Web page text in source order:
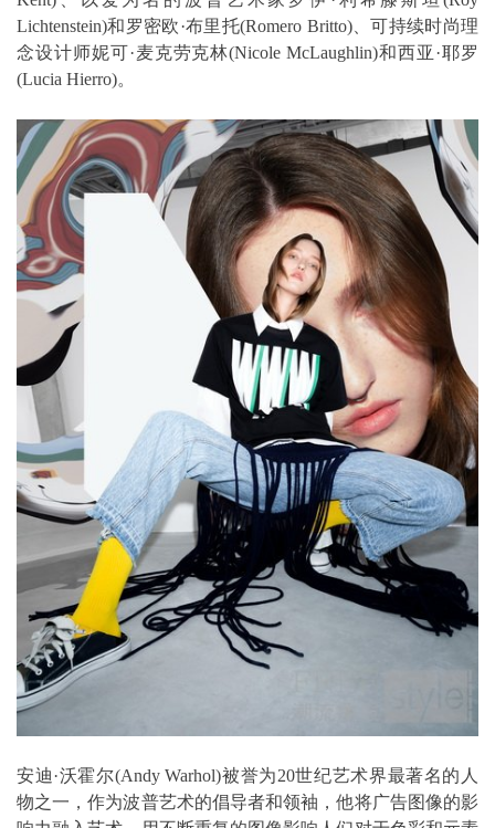
Lichtenstein)和罗密欧·布里托(Romero Britto)、可持续时尚理
念设计师妮可·麦克劳克林(Nicole McLaughlin)和西亚·耶罗
(Lucia Hierro)。
安迪·沃霍尔(Andy Warhol)被誉为20世纪艺术界最著名的人
物之一，作为波普艺术的倡导者和领袖，他将广告图像的影